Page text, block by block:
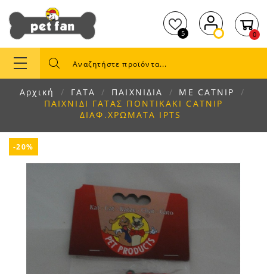
5 0
Αρχική ΓΑΤΑ ΠΑΙΧΝΙΔΙΑ
ΜΕ CATNIP
ΠΑΙΧΝΙΔΙ ΓΑΤΑΣ ΠΟΝΤΙΚΑΚΙ CATNIP
ΔΙΑΦ.ΧΡΩΜΑΤΑ IPTS
-20%